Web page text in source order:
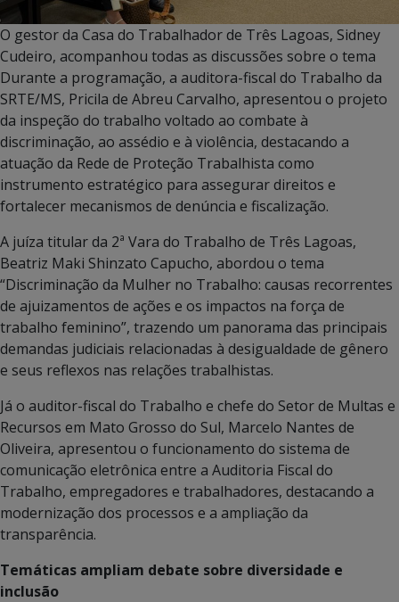
O gestor da Casa do Trabalhador de Três Lagoas, Sidney
Cudeiro, acompanhou todas as discussões sobre o tema
Durante a programação, a auditora-fiscal do Trabalho da
SRTE/MS, Pricila de Abreu Carvalho, apresentou o projeto
da inspeção do trabalho voltado ao combate à
discriminação, ao assédio e à violência, destacando a
atuação da Rede de Proteção Trabalhista como
instrumento estratégico para assegurar direitos e
fortalecer mecanismos de denúncia e fiscalização.
A juíza titular da 2ª Vara do Trabalho de Três Lagoas,
Beatriz Maki Shinzato Capucho, abordou o tema
“Discriminação da Mulher no Trabalho: causas recorrentes
de ajuizamentos de ações e os impactos na força de
trabalho feminino”, trazendo um panorama das principais
demandas judiciais relacionadas à desigualdade de gênero
e seus reflexos nas relações trabalhistas.
Já o auditor-fiscal do Trabalho e chefe do Setor de Multas e
Recursos em Mato Grosso do Sul, Marcelo Nantes de
Oliveira, apresentou o funcionamento do sistema de
comunicação eletrônica entre a Auditoria Fiscal do
Trabalho, empregadores e trabalhadores, destacando a
modernização dos processos e a ampliação da
transparência.
Temáticas ampliam debate sobre diversidade e
inclusão